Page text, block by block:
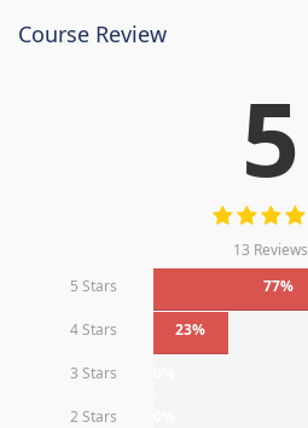
Course Review
5
13 Reviews
5 Stars
77%
4 Stars 23%
3 Stars
2 Stars